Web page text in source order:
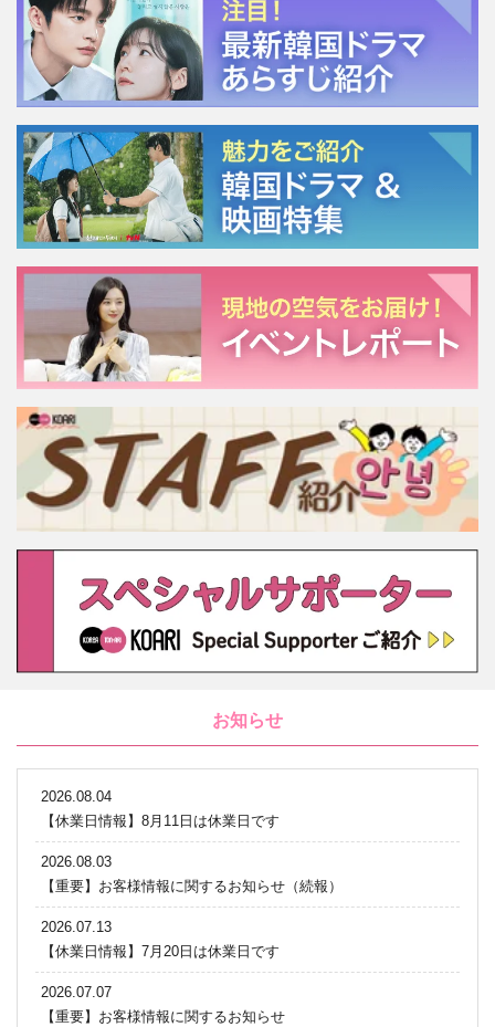
お知らせ
2026.08.04
【休業日情報】8月11日は休業日です
2026.08.03
【重要】お客様情報に関するお知らせ（続報）
2026.07.13
【休業日情報】7月20日は休業日です
2026.07.07
【重要】お客様情報に関するお知らせ